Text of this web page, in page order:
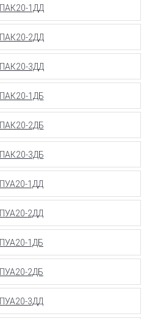
ПАК20-1ДД
ПАК20-2ДД
ПАК20-3ДД
ПАК20-1ДБ
ПАК20-2ДБ
ПАК20-3ДБ
ПУА20-1ДД
ПУА20-2ДД
ПУА20-1ДБ
ПУА20-2ДБ
ПУА20-3ДД